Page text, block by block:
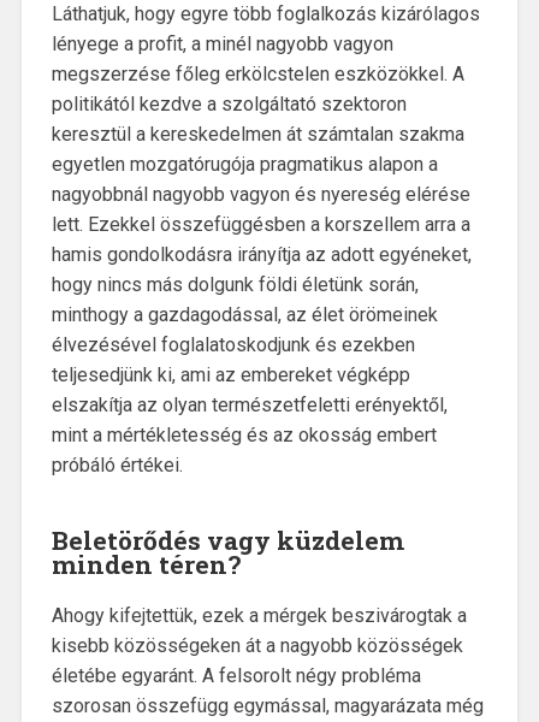
Láthatjuk, hogy egyre több foglalkozás kizárólagos
lényege a profit, a minél nagyobb vagyon
megszerzése főleg erkölcstelen eszközökkel. A
politikától kezdve a szolgáltató szektoron
keresztül a kereskedelmen át számtalan szakma
egyetlen mozgatórugója pragmatikus alapon a
nagyobbnál nagyobb vagyon és nyereség elérése
lett. Ezekkel összefüggésben a korszellem arra a
hamis gondolkodásra irányítja az adott egyéneket,
hogy nincs más dolgunk földi életünk során,
minthogy a gazdagodással, az élet örömeinek
élvezésével foglalatoskodjunk és ezekben
teljesedjünk ki, ami az embereket végképp
elszakítja az olyan természetfeletti erényektől,
mint a mértékletesség és az okosság embert
próbáló értékei.
Beletörődés vagy küzdelem
minden téren?
Ahogy kifejtettük, ezek a mérgek beszivárogtak a
kisebb közösségeken át a nagyobb közösségek
életébe egyaránt. A felsorolt négy probléma
szorosan összefügg egymással, magyarázata még